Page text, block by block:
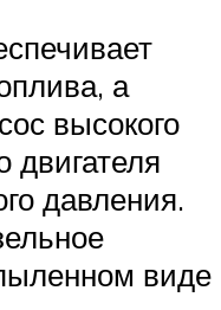
а
высокого
двигателя
давления.
виде